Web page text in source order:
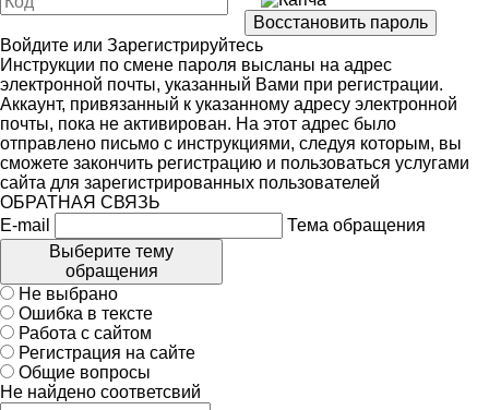
Войдите или Зарегистрируйтесь
Инструкции по смене пароля высланы на адрес
электронной почты, указанный Вами при регистрации.
Аккаунт, привязанный к указанному адресу электронной
почты, пока не активирован. На этот адрес было
отправлено письмо с инструкциями, следуя которым, вы
сможете закончить регистрацию и пользоваться услугами
сайта для зарегистрированных пользователей
ОБРАТНАЯ СВЯЗЬ
E-mail
Тема обращения
Выберите тему
обращения
Не выбрано
Ошибка в тексте
Работа с сайтом
Регистрация на сайте
Общие вопросы
Не найдено соответсвий